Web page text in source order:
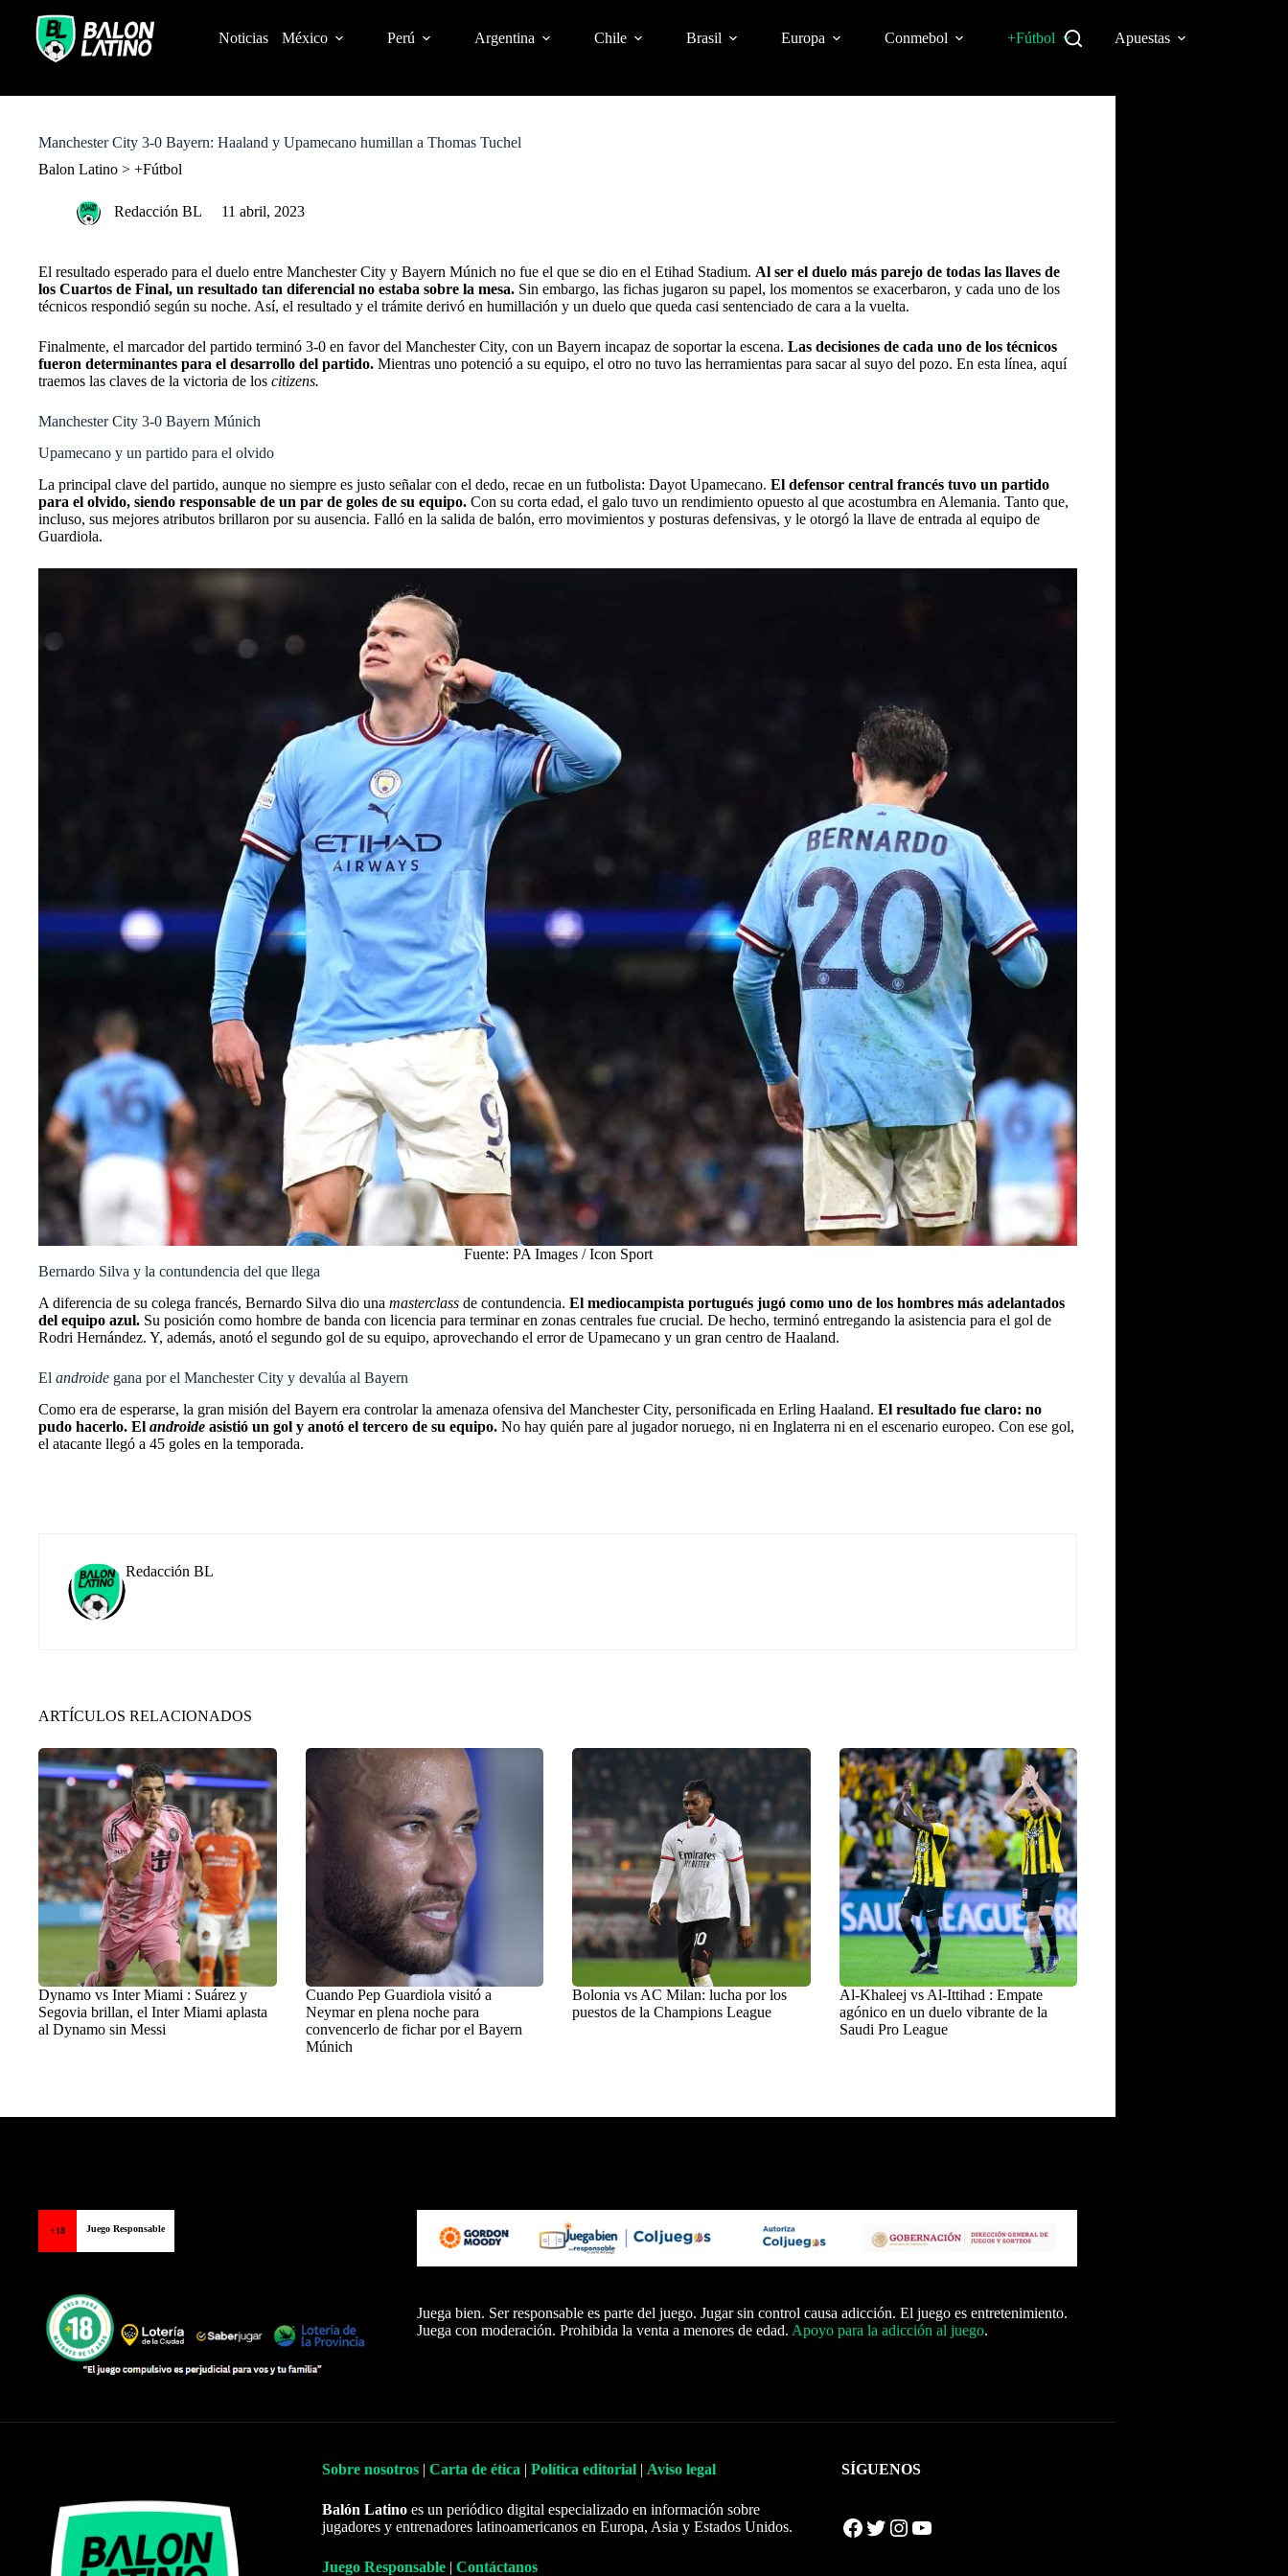
o
Noticias México Perú Argentina Chile Brasil Europa Conmebol +Fútbol Apuestas
Manchester City 3-0 Bayern: Haaland y Upamecano humillan a Thomas Tuchel
Balon Latino > +Fútbol
Redacción BL 11 abril, 2023
El resultado esperado para el duelo entre Manchester City y Bayern Múnich no fue el que se dio en el Etihad Stadium. Al ser el duelo más parejo de todas las llaves de
los Cuartos de Final, un resultado tan diferencial no estaba sobre la mesa. Sin embargo, las fichas jugaron su papel, los momentos se exacerbaron, y cada uno de los
técnicos respondió según su noche. Así, el resultado y el trámite derivó en humillación y un duelo que queda casi sentenciado de cara a la vuelta.
Finalmente, el marcador del partido terminó 3-0 en favor del Manchester City, con un Bayern incapaz de soportar la escena. Las decisiones de cada uno de los técnicos
fueron determinantes para el desarrollo del partido. Mientras uno potenció a su equipo, el otro no tuvo las herramientas para sacar al suyo del pozo. En esta línea, aquí
traemos las claves de la victoria de los citizens.
Manchester City 3-0 Bayern Múnich
Upamecano y un partido para el olvido
La principal clave del partido, aunque no siempre es justo señalar con el dedo, recae en un futbolista: Dayot Upamecano. El defensor central francés tuvo un partido
para el olvido, siendo responsable de un par de goles de su equipo. Con su corta edad, el galo tuvo un rendimiento opuesto al que acostumbra en Alemania. Tanto que,
incluso, sus mejores atributos brillaron por su ausencia. Falló en la salida de balón, erro movimientos y posturas defensivas, y le otorgó la llave de entrada al equipo de
Guardiola.
Fuente: PA Images / Icon Sport
Bernardo Silva y la contundencia del que llega
A diferencia de su colega francés, Bernardo Silva dio una masterclass de contundencia. El mediocampista portugués jugó como uno de los hombres más adelantados
del equipo azul. Su posición como hombre de banda con licencia para terminar en zonas centrales fue crucial. De hecho, terminó entregando la asistencia para el gol de
Rodri Hernández. Y, además, anotó el segundo gol de su equipo, aprovechando el error de Upamecano y un gran centro de Haaland.
El androide gana por el Manchester City y devalúa al Bayern
Como era de esperarse, la gran misión del Bayern era controlar la amenaza ofensiva del Manchester City, personificada en Erling Haaland. El resultado fue claro: no
pudo hacerlo. El androide asistió un gol y anotó el tercero de su equipo. No hay quién pare al jugador noruego, ni en Inglaterra ni en el escenario europeo. Con ese gol,
el atacante llegó a 45 goles en la temporada.
Redacción BL
ARTÍCULOS RELACIONADOS
Dynamo vs Inter Miami : Suárez y
Segovia brillan, el Inter Miami aplasta
al Dynamo sin Messi
Cuando Pep Guardiola visitó a
Neymar en plena noche para
convencerlo de fichar por el Bayern
Múnich
Bolonia vs AC Milan: lucha por los
puestos de la Champions League
Al-Khaleej vs Al-Ittihad : Empate
agónico en un duelo vibrante de la
Saudi Pro League
+18 Juego Responsable
Juega bien. Ser responsable es parte del juego. Jugar sin control causa adicción. El juego es entretenimiento.
Juega con moderación. Prohibida la venta a menores de edad. Apoyo para la adicción al juego.
Sobre nosotros | Carta de ética | Política editorial | Aviso legal
Balón Latino es un periódico digital especializado en información sobre
jugadores y entrenadores latinoamericanos en Europa, Asia y Estados Unidos.
Juego Responsable | Contáctanos
SÍGUENOS
Facebook Twitter Instagram YouTube